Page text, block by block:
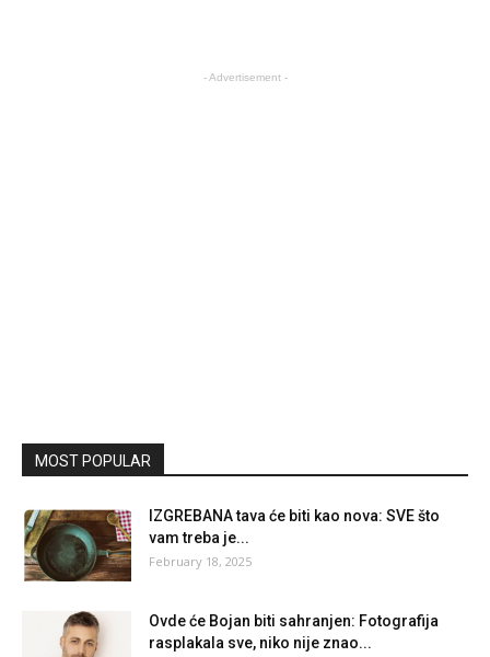
- Advertisement -
MOST POPULAR
IZGREBANA tava će biti kao nova: SVE što
vam treba je...
February 18, 2025
Ovde će Bojan biti sahranjen: Fotografija
rasplakala sve, niko nije znao...